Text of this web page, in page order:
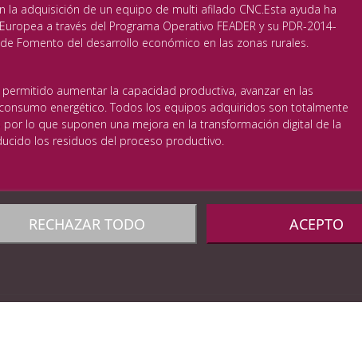
RECHAZAR TODO ACEPTO
la adquisición de un equipo de multi afilado CNC.Esta ayuda ha
a través del Programa Operativo FEADER y su PDR-2014-
de Fomento del desarrollo económico en las zonas rurales.
aumentar la capacidad productiva, avanzar en las
energético. Todos los equipos adquiridos son totalmente
lo que suponen una mejora en la transformación digital de la
los residuos del proceso productivo.